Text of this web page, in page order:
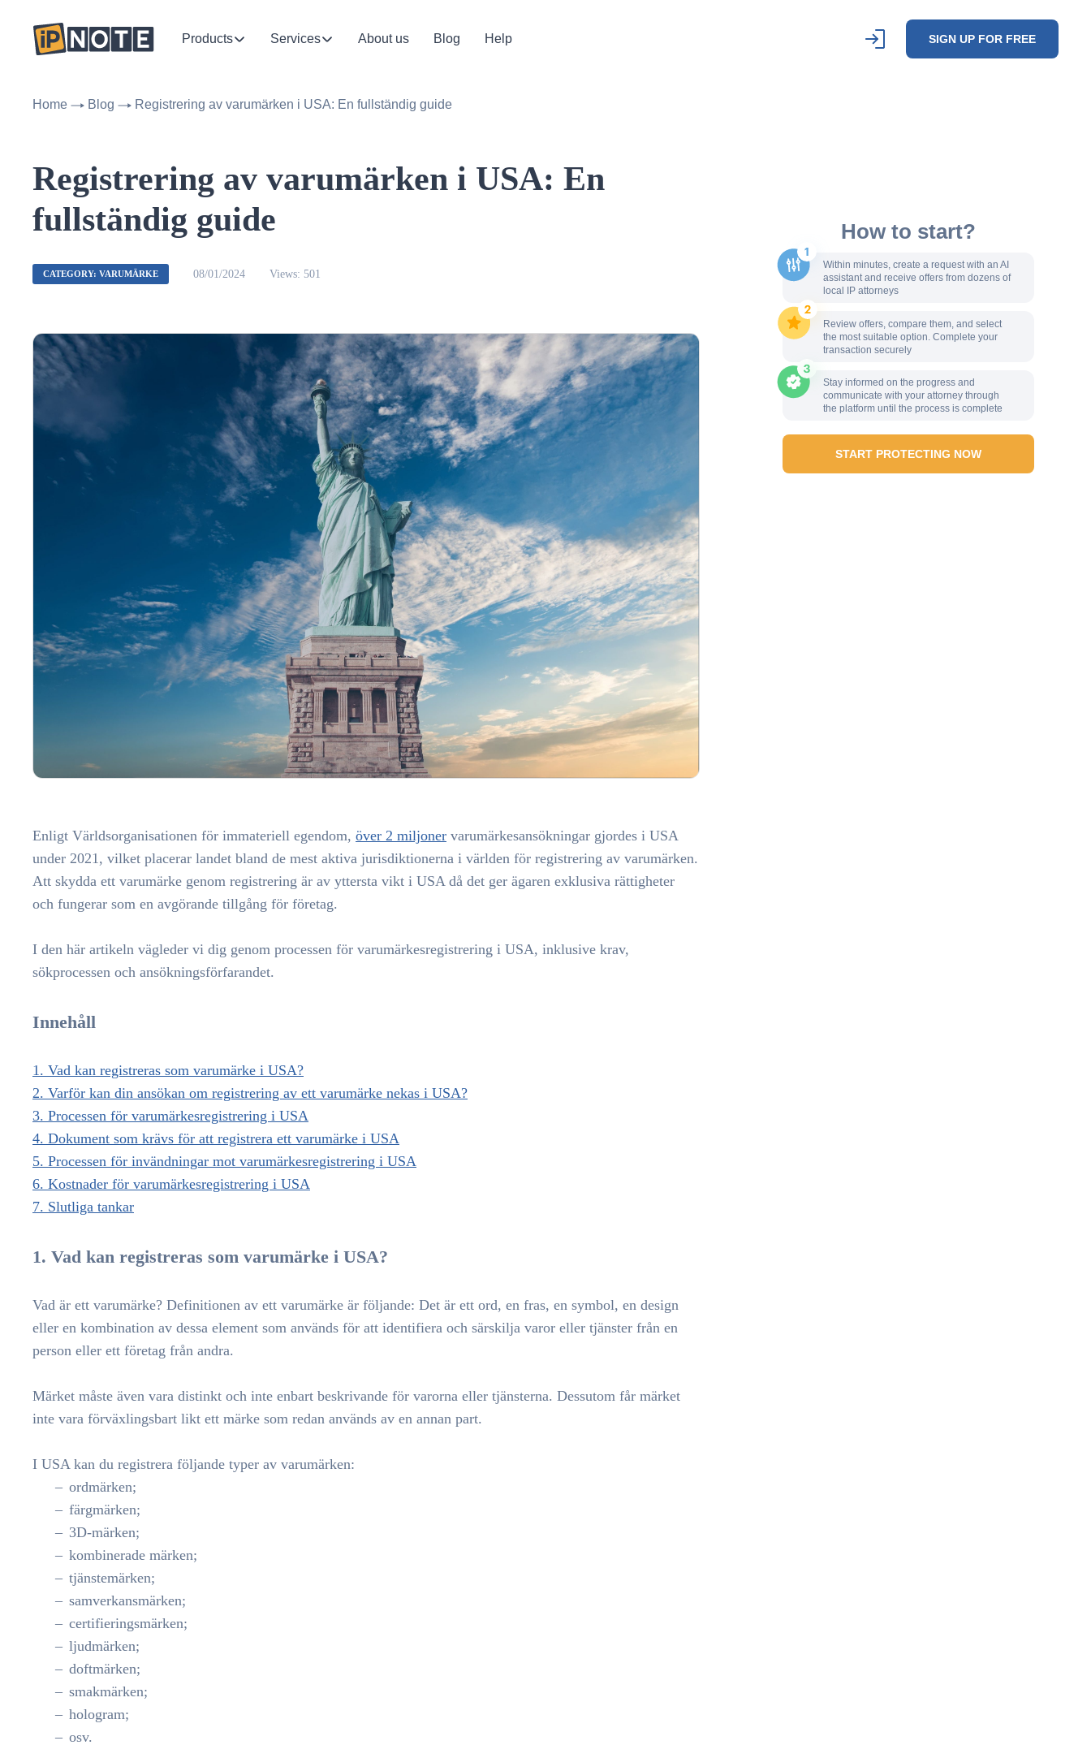
Products Services About us Blog Help SIGN UP FOR FREE
Home Blog Registrering av varumärken i USA: En fullständig guide
How to start?
Within minutes, create a request with an AI
assistant and receive offers from dozens of
local IP attorneys
Review offers, compare them, and select
the most suitable option. Complete your
transaction securely
Stay informed on the progress and
communicate with your attorney through
the platform until the process is complete
START PROTECTING NOW
Registrering av varumärken i USA: En
fullständig guide
CATEGORY: VARUMÄRKE 08/01/2024 Views: 501
Enligt Världsorganisationen för immateriell egendom, över 2 miljoner varumärkesansökningar gjordes i USA
under 2021, vilket placerar landet bland de mest aktiva jurisdiktionerna i världen för registrering av varumärken.
Att skydda ett varumärke genom registrering är av yttersta vikt i USA då det ger ägaren exklusiva rättigheter
och fungerar som en avgörande tillgång för företag.
I den här artikeln vägleder vi dig genom processen för varumärkesregistrering i USA, inklusive krav,
sökprocessen och ansökningsförfarandet.
Innehåll
1. Vad kan registreras som varumärke i USA?
2. Varför kan din ansökan om registrering av ett varumärke nekas i USA?
3. Processen för varumärkesregistrering i USA
4. Dokument som krävs för att registrera ett varumärke i USA
5. Processen för invändningar mot varumärkesregistrering i USA
6. Kostnader för varumärkesregistrering i USA
7. Slutliga tankar
1. Vad kan registreras som varumärke i USA?
Vad är ett varumärke? Definitionen av ett varumärke är följande: Det är ett ord, en fras, en symbol, en design
eller en kombination av dessa element som används för att identifiera och särskilja varor eller tjänster från en
person eller ett företag från andra.
Märket måste även vara distinkt och inte enbart beskrivande för varorna eller tjänsterna. Dessutom får märket
inte vara förväxlingsbart likt ett märke som redan används av en annan part.
I USA kan du registrera följande typer av varumärken:
ordmärken;
färgmärken;
3D-märken;
kombinerade märken;
tjänstemärken;
samverkansmärken;
certifieringsmärken;
ljudmärken;
doftmärken;
smakmärken;
hologram;
osv.